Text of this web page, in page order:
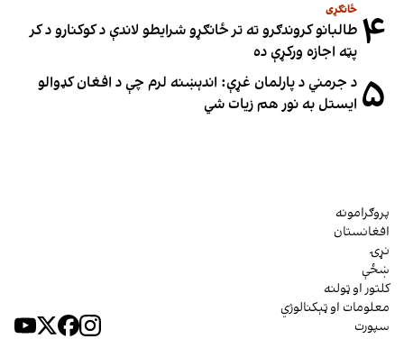
۴ ځانګړی
طالبانو کروندګرو ته تر ځانګړو شرایطو لاندې د کوکنارو د کر
پټه اجازه ورکړې ده
۵ د جرمني د پارلمان غړې: اندېښنه لرم چې د افغان کډوالو
ایستل به نور هم زیات شي
پروګرامونه
افغانستان
نړۍ
ښځې
کلتور او ټولنه
معلومات او ټېکنالوژي
سپورت